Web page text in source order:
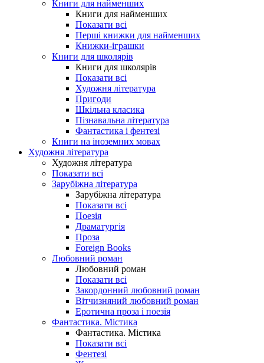
Книги для найменших
Книги для найменших
Показати всі
Перші книжки для найменших
Книжки-іграшки
Книги для школярів
Книги для школярів
Показати всі
Художня література
Пригоди
Шкільна класика
Пізнавальна література
Фантастика і фентезі
Книги на іноземних мовах
Художня література
Художня література
Показати всі
Зарубіжна література
Зарубіжна література
Показати всі
Поезія
Драматургія
Проза
Foreign Books
Любовний роман
Любовний роман
Показати всі
Закордонний любовний роман
Вітчизняний любовний роман
Еротична проза і поезія
Фантастика. Містика
Фантастика. Містика
Показати всі
Фентезі